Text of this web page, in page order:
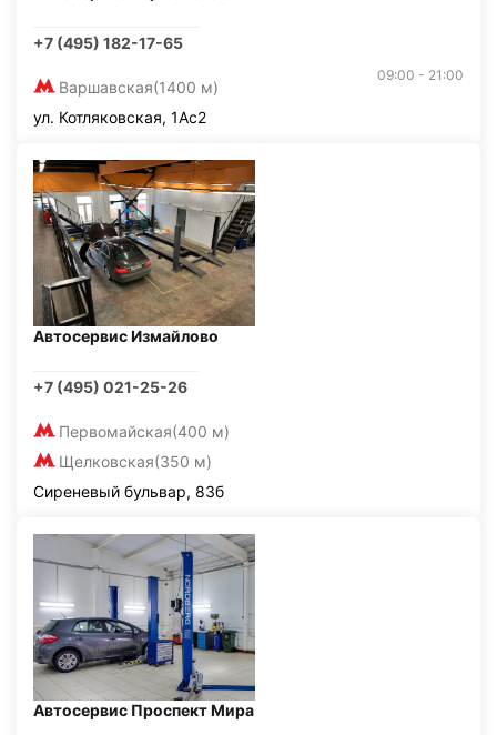
+7 (495) 182-17-65
Варшавская(1400 м)
09:00 - 21:00
ул. Котляковская, 1Ас2
Автосервис Измайлово
+7 (495) 021-25-26
Первомайская(400 м)
Щелковская(350 м)
Сиреневый бульвар, 83б
Автосервис Проспект Мира